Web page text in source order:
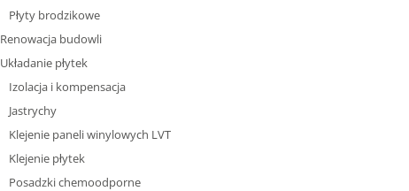
Płyty brodzikowe
Renowacja budowli
Układanie płytek
Izolacja i kompensacja
Jastrychy
Klejenie paneli winylowych LVT
Klejenie płytek
Posadzki chemoodporne